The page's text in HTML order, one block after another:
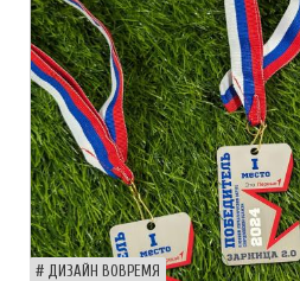
ДИЗАЙН ВОВРЕМЯ